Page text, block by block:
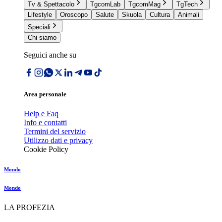
Tv & Spettacolo
TgcomLab TgcomMag
TgTech
Lifestyle
Oroscopo Salute Skuola Cultura
Animali
Speciali
Chi siamo
Seguici anche su
Area personale
Help e Faq
Info e contatti
Termini del servizio
Utilizzo dati e privacy
Cookie Policy
Mondo
Mondo
LA PROFEZIA